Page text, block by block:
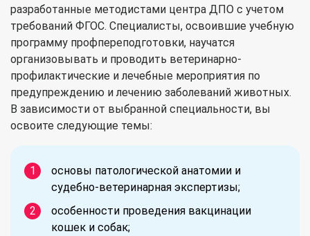
разработанные методистами центра ДПО с учетом
требований ФГОС. Специалисты, освоившие учебную
программу профпереподготовки, научатся
организовывать и проводить ветеринарно-
профилактические и лечебные мероприятия по
предупреждению и лечению заболеваний животных.
В зависимости от выбранной специальности, вы
освоите следующие темы:
основы патологической анатомии и
судебно-ветеринарная экспертизы;
особенности проведения вакцинации
кошек и собак;